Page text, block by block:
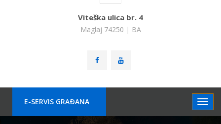
Viteška ulica br. 4
Maglaj 74250 | BA
E-SERVIS GRAÐANA